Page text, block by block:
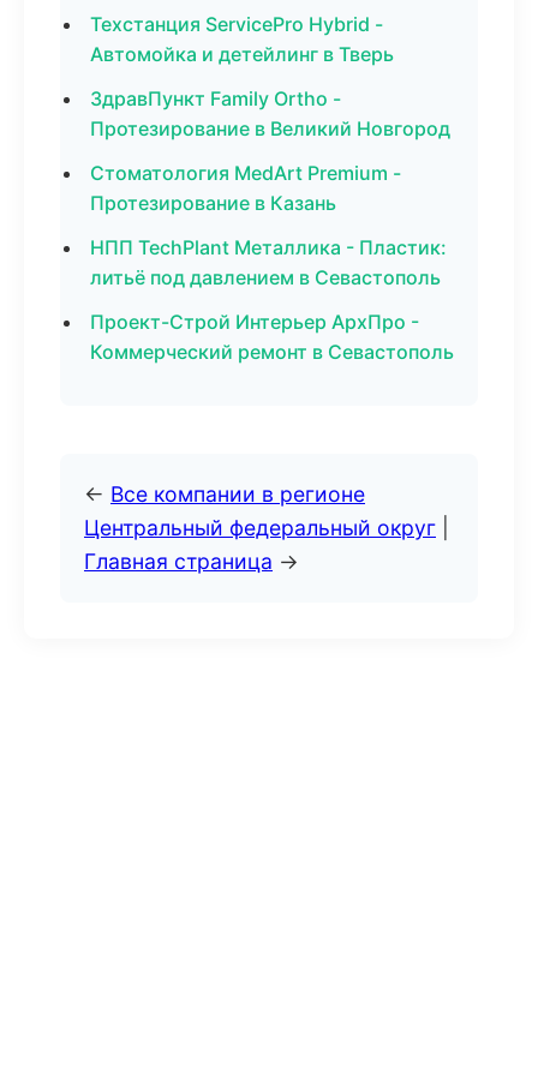
Техстанция ServicePro Hybrid -
Автомойка и детейлинг в Тверь
ЗдравПункт Family Ortho -
Протезирование в Великий Новгород
Стоматология MedArt Premium -
Протезирование в Казань
НПП TechPlant Металлика - Пластик:
литьё под давлением в Севастополь
Проект-Строй Интерьер АрхПро -
Коммерческий ремонт в Севастополь
← Все компании в регионе
Центральный федеральный округ
Главная страница →